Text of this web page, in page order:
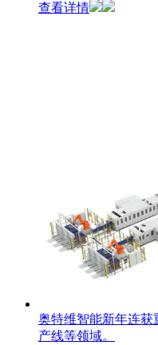
查看详情
奥特维智能新年连获
产线等领域。